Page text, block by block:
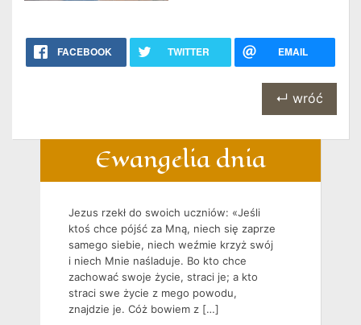
FACEBOOK TWITTER EMAIL
↵ wróć
Ewangelia dnia
Jezus rzekł do swoich uczniów: «Jeśli
ktoś chce pójść za Mną, niech się zaprze
samego siebie, niech weźmie krzyż swój
i niech Mnie naśladuje. Bo kto chce
zachować swoje życie, straci je; a kto
straci swe życie z mego powodu,
znajdzie je. Cóż bowiem z […]